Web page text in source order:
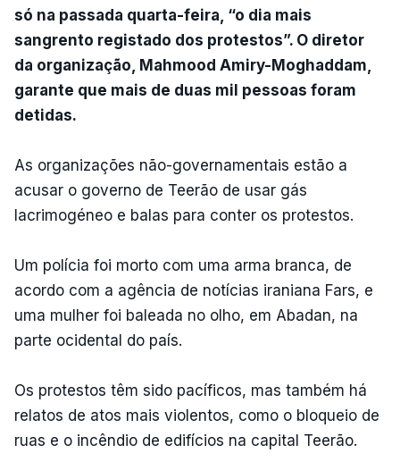
só na passada quarta-feira, “o dia mais
sangrento registado dos protestos”. O diretor
da organização, Mahmood Amiry-Moghaddam,
garante que mais de duas mil pessoas foram
detidas.
As organizações não-governamentais estão a
acusar o governo de Teerão de usar gás
lacrimogéneo e balas para conter os protestos.
Um polícia foi morto com uma arma branca, de
acordo com a agência de notícias iraniana Fars, e
uma mulher foi baleada no olho, em Abadan, na
parte ocidental do país.
Os protestos têm sido pacíficos, mas também há
relatos de atos mais violentos, como o bloqueio de
ruas e o incêndio de edifícios na capital Teerão.